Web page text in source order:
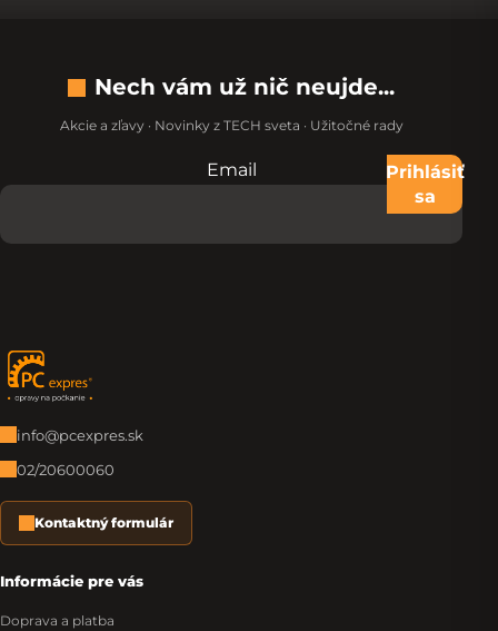
Nech vám už nič neujde...
Akcie a zľavy · Novinky z TECH sveta · Užitočné rady
Nevypĺňajte toto pole:
Email
Prihlásiť
sa
Zápätie
info@pcexpres.sk
02/20600060
Kontaktný formulár
Informácie pre vás
Doprava a platba